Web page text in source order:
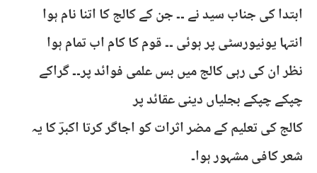
ابتدا کی جناب سید نے ۔۔ جن کے کالج کا اتنا نام ہوا
انتہا یونیورسٹی پر ہوئی ۔۔ قوم کا کام اب تمام ہوا
نظر ان کی رہی کالج میں بس علمی فوائد پر۔۔ گراکے
چپکے چپکے بجلیاں دینی عقائد پر
کالج کی تعلیم کے مضر اثرات کو اجاگر کرتا اکبرؔ کا یہ
شعر کافی مشہور ہوا۔